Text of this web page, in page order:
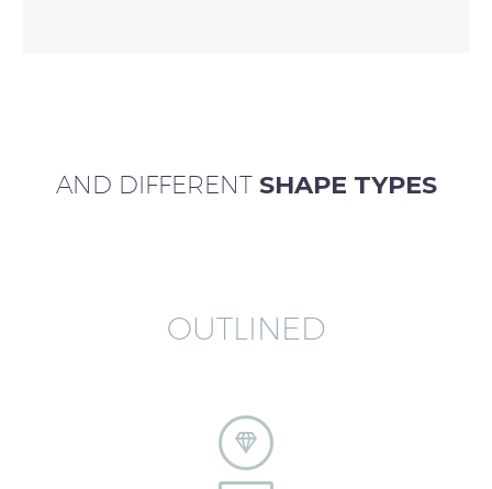
AND DIFFERENT SHAPE TYPES
OUTLINED

